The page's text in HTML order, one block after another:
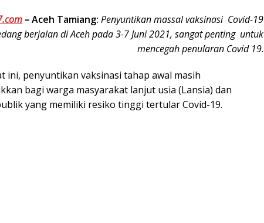
–Aceh Tamiang: Penyuntikan massal vaksinasi Covid-19
berjalan di Aceh pada 3-7 Juni 2021, sangat penting untuk
mencegah penularan Covid 19.
ini, penyuntikan vaksinasi tahap awal masih
bagi warga masyarakat lanjut usia (Lansia) dan
yang memiliki resiko tinggi tertular Covid-19.